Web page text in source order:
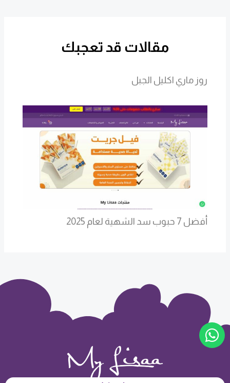
مقالات قد تعجبك
روز ماري اكليل الجبل
أفضل 7 حبوب سد الشهية لعام 2025